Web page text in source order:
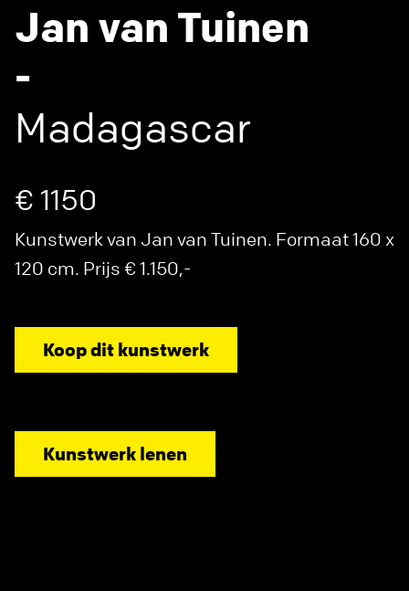
Jan van Tuinen
-
Madagascar
€ 1150
Kunstwerk van Jan van Tuinen. Formaat 160 x
120 cm. Prijs € 1.150,-
Koop dit kunstwerk
Kunstwerk lenen